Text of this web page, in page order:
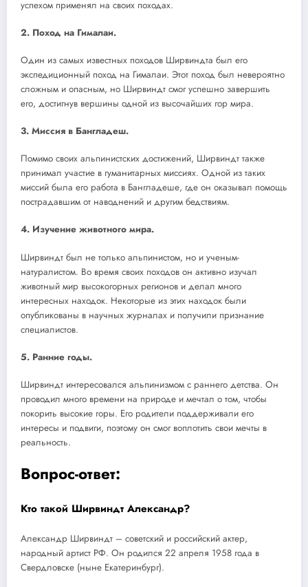
успехом применял на своих походах.
2. Поход на Гималаи.
Один из самых известных походов Ширвиндта был его
экспедиционный поход на Гималаи. Этот поход был невероятно
сложным и опасным, но Ширвиндт смог успешно завершить
его, достигнув вершины одной из высочайших гор мира.
3. Миссия в Бангладеш.
Помимо своих альпинистских достижений, Ширвиндт также
принимал участие в гуманитарных миссиях. Одной из таких
миссий была его работа в Бангладеше, где он оказывал помощь
пострадавшим от наводнений и другим бедствиям.
4. Изучение животного мира.
Ширвиндт был не только альпинистом, но и ученым-
натуралистом. Во время своих походов он активно изучал
животный мир высокогорных регионов и делал много
интересных находок. Некоторые из этих находок были
опубликованы в научных журналах и получили признание
специалистов.
5. Ранние годы.
Ширвиндт интересовался альпинизмом с раннего детства. Он
проводил много времени на природе и мечтал о том, чтобы
покорить высокие горы. Его родители поддерживали его
интересы и подвиги, поэтому он смог воплотить свои мечты в
реальность.
Вопрос-ответ:
Кто такой Ширвиндт Александр?
Александр Ширвиндт – советский и российский актер,
народный артист РФ. Он родился 22 апреля 1958 года в
Свердловске (ныне Екатеринбург).